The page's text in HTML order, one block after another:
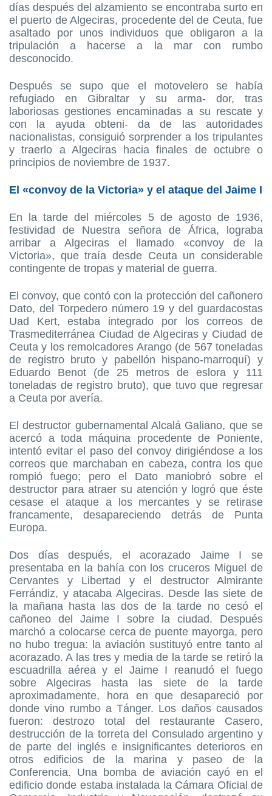
días después del alzamiento se encontraba surto en
el puerto de Algeciras, procedente del de Ceuta, fue
asaltado por unos individuos que obligaron a la
tripulación a hacerse a la mar con rumbo
desconocido.
Después se supo que el motovelero se había
refugiado en Gibraltar y su arma- dor, tras
laboriosas gestiones encaminadas a su rescate y
con la ayuda obteni- da de las autoridades
nacionalistas, consiguió sorprender a los tripulantes
y traerlo a Algeciras hacia finales de octubre o
principios de noviembre de 1937.
El «convoy de la Victoria» y el ataque del Jaime I
En la tarde del miércoles 5 de agosto de 1936,
festividad de Nuestra señora de África, lograba
arribar a Algeciras el llamado «convoy de la
Victoria», que traía desde Ceuta un considerable
contingente de tropas y material de guerra.
El convoy, que contó con la protección del cañonero
Dato, del Torpedero número 19 y del guardacostas
Uad Kert, estaba integrado por los correos de
Trasmediterránea Ciudad de Algeciras y Ciudad de
Ceuta y los remolcadores Arango (de 567 toneladas
de registro bruto y pabellón hispano-marroquí) y
Eduardo Benot (de 25 metros de eslora y 111
toneladas de registro bruto), que tuvo que regresar
a Ceuta por avería.
El destructor gubernamental Alcalá Galiano, que se
acercó a toda máquina procedente de Poniente,
intentó evitar el paso del convoy dirigiéndose a los
correos que marchaban en cabeza, contra los que
rompió fuego; pero el Dato maniobró sobre el
destructor para atraer su atención y logró que éste
cesase el ataque a los mercantes y se retirase
francamente, desapareciendo detrás de Punta
Europa.
Dos días después, el acorazado Jaime I se
presentaba en la bahía con los cruceros Miguel de
Cervantes y Libertad y el destructor Almirante
Ferrándiz, y atacaba Algeciras. Desde las siete de
la mañana hasta las dos de la tarde no cesó el
cañoneo del Jaime I sobre la ciudad. Después
marchó a colocarse cerca de puente mayorga, pero
no hubo tregua: la aviación sustituyó entre tanto al
acorazado. A las tres y media de la tarde se retiró la
escuadrilla aérea y el Jaime I reanudó el fuego
sobre Algeciras hasta las siete de la tarde
aproximadamente, hora en que desapareció por
donde vino rumbo a Tánger. Los daños causados
fueron: destrozo total del restaurante Casero,
destrucción de la torreta del Consulado argentino y
de parte del inglés e insignificantes deterioros en
otros edificios de la marina y paseo de la
Conferencia. Una bomba de aviación cayó en el
edificio donde estaba instalada la Cámara Oficial de